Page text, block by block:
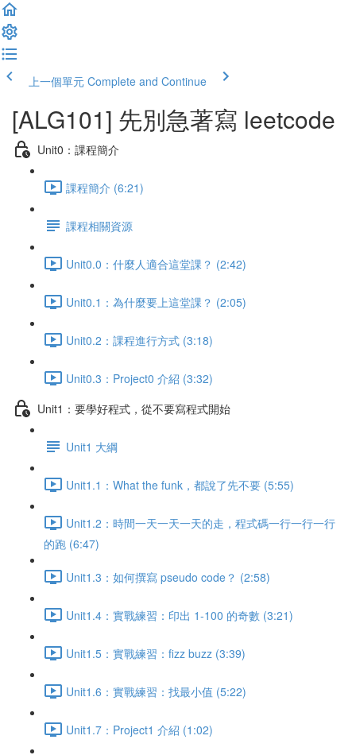
上一個單元 Complete and Continue
[ALG101] 先別急著寫 leetcode
Unit0：課程簡介
課程簡介 (6:21)
課程相關資源
Unit0.0：什麼人適合這堂課？ (2:42)
Unit0.1：為什麼要上這堂課？ (2:05)
Unit0.2：課程進行方式 (3:18)
Unit0.3：Project0 介紹 (3:32)
Unit1：要學好程式，從不要寫程式開始
Unit1 大綱
Unit1.1：What the funk，都說了先不要 (5:55)
Unit1.2：時間一天一天一天的走，程式碼一行一行一行
的跑 (6:47)
Unit1.3：如何撰寫 pseudo code？ (2:58)
Unit1.4：實戰練習：印出 1-100 的奇數 (3:21)
Unit1.5：實戰練習：fizz buzz (3:39)
Unit1.6：實戰練習：找最小值 (5:22)
Unit1.7：Project1 介紹 (1:02)